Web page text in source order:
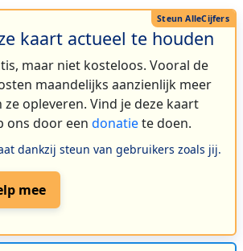
kaart actueel te houden
maar niet kosteloos. Vooral de
maandelijks aanzienlijk meer
opleveren. Vind je deze kaart
ons door een donatiete doen.
dankzij steun van gebruikers zoals jij.
mee